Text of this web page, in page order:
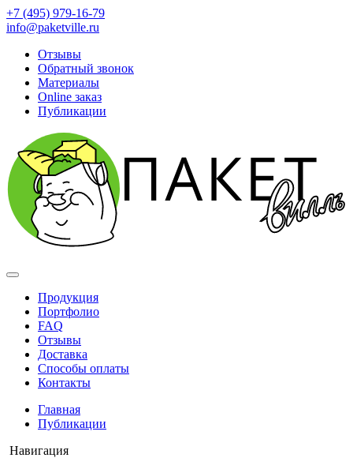
+7 (495) 979-16-79
info@paketville.ru
Отзывы
Обратный звонок
Материалы
Online заказ
Публикации
Продукция
Портфолио
FAQ
Отзывы
Доставка
Способы оплаты
Контакты
Главная
Публикации
Навигация